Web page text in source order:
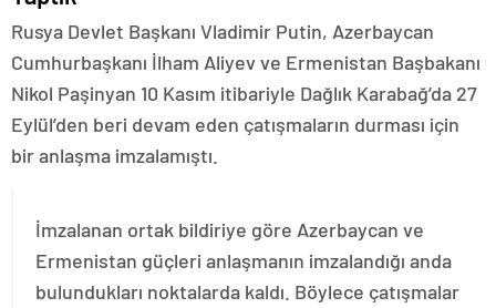
Rusya Devlet Başkanı Vladimir Putin, Azerbaycan
Cumhurbaşkanı İlham Aliyev ve Ermenistan Başbakanı
Nikol Paşinyan 10 Kasım itibariyle Dağlık Karabağ’da 27
Eylül’den beri devam eden çatışmaların durması için
bir anlaşma imzalamıştı.
İmzalanan ortak bildiriye göre Azerbaycan ve
Ermenistan güçleri anlaşmanın imzalandığı anda
bulundukları noktalarda kaldı. Böylece çatışmalar